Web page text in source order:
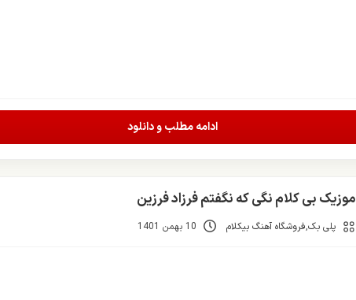
ادامه مطلب و دانلود
موزیک بی کلام نگی که نگفتم فرزاد فرزین
پلی بک,فروشگاه آهنگ بیکلام 10 بهمن 1401